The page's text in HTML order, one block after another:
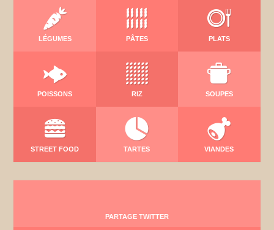
LÉGUMES PÂTES PLATS
POISSONS RIZ SOUPES
STREET FOOD TARTES VIANDES
PARTAGE TWITTER